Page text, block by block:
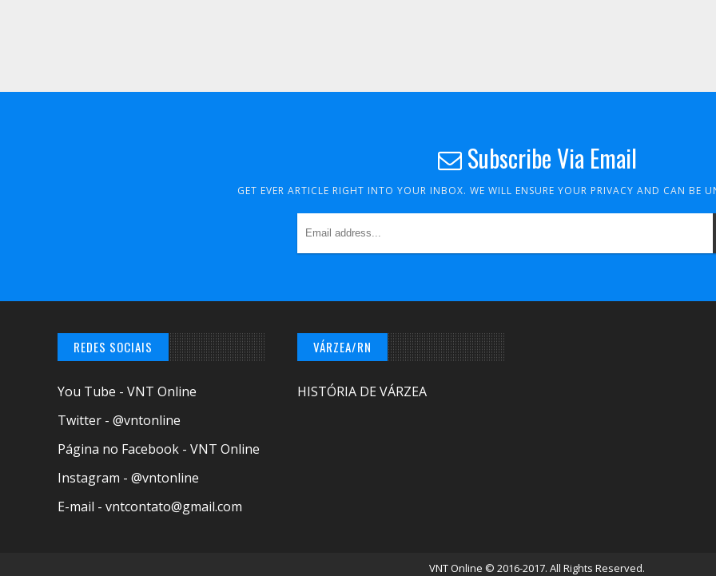
Subscribe Via Email
GET EVER ARTICLE RIGHT INTO YOUR INBOX. WE WILL ENSURE YOUR PRIVACY AND CAN BE
REDES SOCIAIS
You Tube - VNT Online
Twitter - @vntonline
Página no Facebook - VNT Online
Instagram - @vntonline
E-mail - vntcontato@gmail.com
VÁRZEA/RN
HISTÓRIA DE VÁRZEA
VNT Online © 2016-2017. All Rights Reserved.